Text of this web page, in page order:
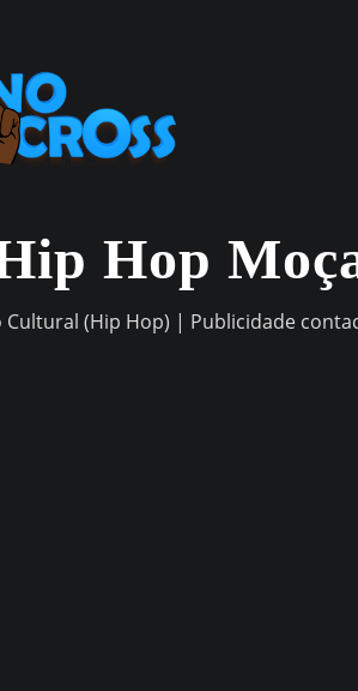
Hop
(Hip Hop) | Publicidade